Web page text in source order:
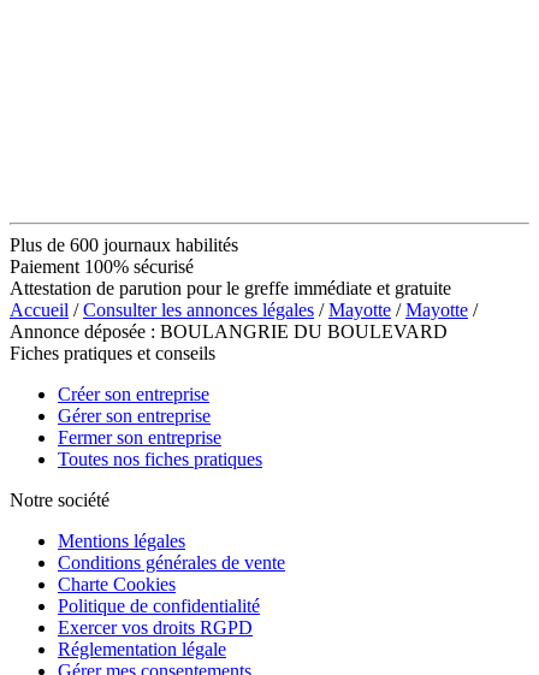
Plus de 600 journaux habilités
Paiement 100% sécurisé
Attestation de parution pour le greffe immédiate et gratuite
Accueil /Consulter les annonces légales /Mayotte /Mayotte /
Annonce déposée : BOULANGRIE DU BOULEVARD
Fiches pratiques et conseils
Créer son entreprise
Gérer son entreprise
Fermer son entreprise
Toutes nos fiches pratiques
Notre société
Mentions légales
Conditions générales de vente
Charte Cookies
Politique de confidentialité
Exercer vos droits RGPD
Réglementation légale
Gérer mes consentements